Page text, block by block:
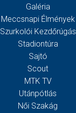
Galéria
Meccsnapi Élmények
Szurkolói Kezdőrúgás
Stadiontúra
Sajtó
Scout
MTK TV
Utánpótlás
Női Szakág